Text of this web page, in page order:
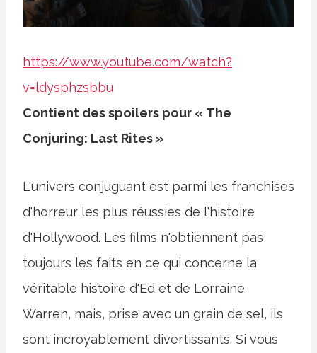
https://www.youtube.com/watch?
v=ldysphzsbbu
Contient des spoilers pour « The
Conjuring: Last Rites »
L'univers conjuguant est parmi les franchises
d'horreur les plus réussies de l'histoire
d'Hollywood. Les films n'obtiennent pas
toujours les faits en ce qui concerne la
véritable histoire d'Ed et de Lorraine
Warren, mais, prise avec un grain de sel, ils
sont incroyablement divertissants. Si vous